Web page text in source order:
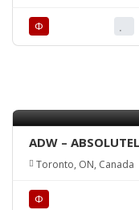
Ф
ADW –
Toronto, ON, Canada
Ф